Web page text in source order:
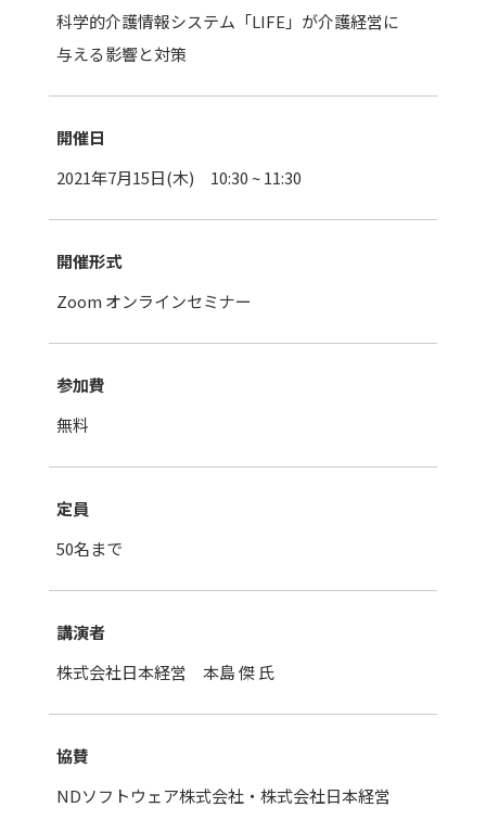
科学的介護情報システム「LIFE」が介護経営に
与える影響と対策
開催日
2021年7月15日(木) 10:30 ~ 11:30
開催形式
Zoom オンラインセミナー
参加費
無料
定員
50名まで
講演者
株式会社日本経営 本島 傑 氏
協賛
NDソフトウェア株式会社・株式会社日本経営